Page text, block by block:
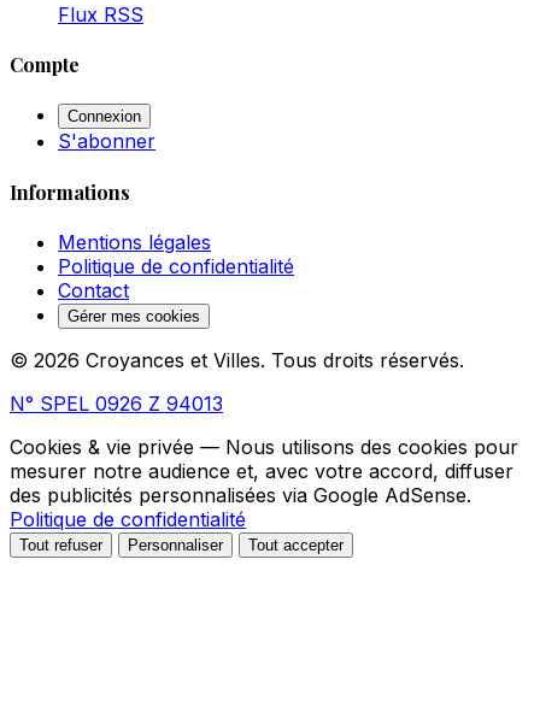
Flux RSS
Compte
Connexion
S'abonner
Informations
Mentions légales
Politique de confidentialité
Contact
Gérer mes cookies
© 2026 Croyances et Villes. Tous droits réservés.
N° SPEL 0926 Z 94013
Cookies & vie privée — Nous utilisons des cookies pour
mesurer notre audience et, avec votre accord, diffuser
des publicités personnalisées via Google AdSense.
Politique de confidentialité
Tout refuser Personnaliser Tout accepter